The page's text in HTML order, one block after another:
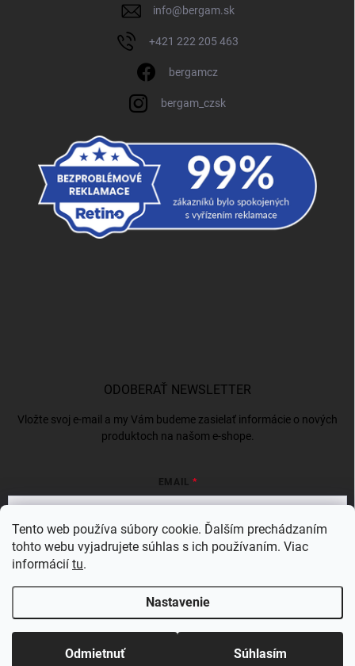
Tento web používa súbory cookie. Ďalším prechádzaním
tohto webu vyjadrujete súhlas s ich používaním. Viac
informácií tu.
Nastavenie
Odmietnuť Súhlasím
info@bergam.sk
+421 222 205 463
bergamcz
bergam_czsk
ODOBERAŤ NEWSLETTER
Vložte svoj e-mail a my Vám budeme zasielať informácie o nových
produktoch na našom e-shope.
EMAIL
Vložením e-mailu súhlasíte s
Prihlásiť sa
Copyright 2026 . Všetky práva vyhradené.